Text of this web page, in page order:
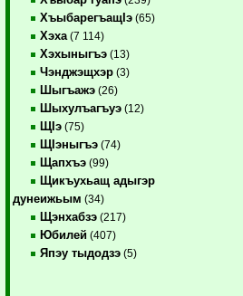
ХъыбарегъащIэ (65)
Хэха (7 114)
Хэхыныгъэ (13)
Чэнджэщхэр (3)
Шыгъажэ (26)
Шыхулъагъуэ (12)
ЩIэ (75)
ЩIэныгъэ (74)
Щапхъэ (99)
Щикъухьащ адыгэр
дунеижьым (34)
Щэнхабзэ (217)
Юбилей (407)
Япэу тыдодзэ (5)